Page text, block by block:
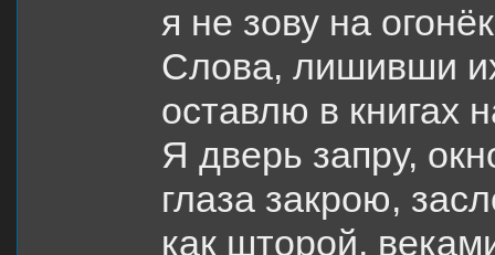
я не зову на
Слова, лишивши
оставлю в книгах
Я дверь запру,
глаза закрою,
как шторой,